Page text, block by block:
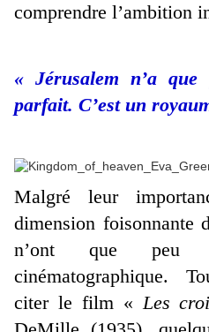
comprendre l’ambition
« Jérusalem n’a
parfait. C’est un
Malgré leur
dimension foisonnante
n’ont que peu
cinématographique.
citer le film «Les